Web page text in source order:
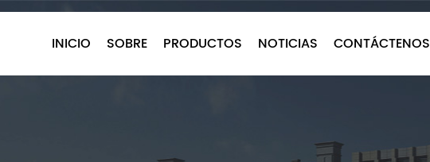
INICIO SOBRE PRODUCTOS NOTICIAS CONTÁCTENOS